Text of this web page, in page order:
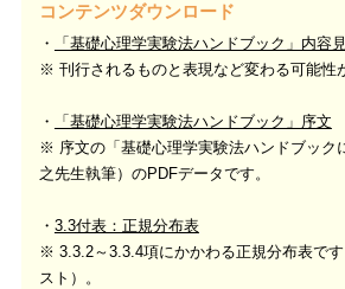
コンテンツダウンロード
「基礎心理学実験法ハンドブック」内容
※ 刊行されるものと表現など変わる可能性
「基礎心理学実験法ハンドブック」序文
※ 序文の「基礎心理学実験法ハンドブック
之先生執筆）のPDFデータです。
3.3付表：正規分布表
※ 3.3.2～3.3.4項にかかわる正規分布表で
スト）。